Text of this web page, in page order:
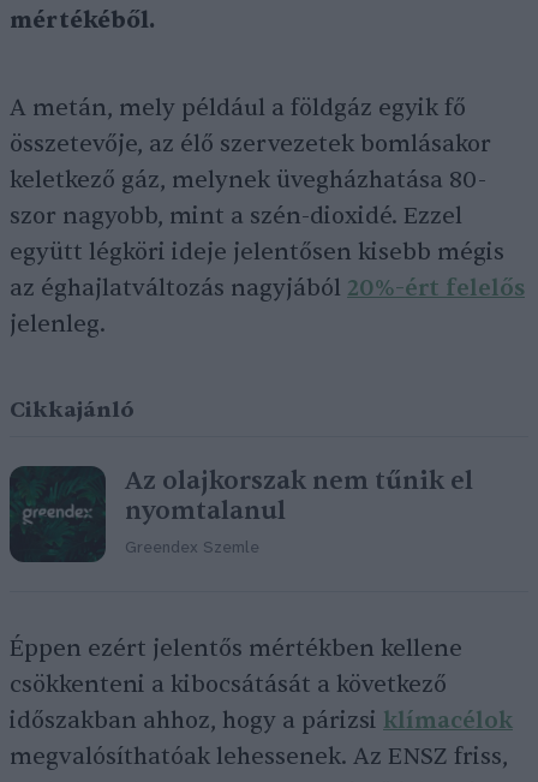
mértékéből.
A metán, mely például a földgáz egyik fő
összetevője, az élő szervezetek bomlásakor
keletkező gáz, melynek üvegházhatása 80-
szor nagyobb, mint a szén-dioxidé. Ezzel
együtt légköri ideje jelentősen kisebb mégis
az éghajlatváltozás nagyjából 20%-ért felelős
jelenleg.
Cikkajánló
Az olajkorszak nem tűnik el
nyomtalanul
Greendex Szemle
Éppen ezért jelentős mértékben kellene
csökkenteni a kibocsátását a következő
időszakban ahhoz, hogy a párizsi klímacélok
megvalósíthatóak lehessenek. Az ENSZ friss,